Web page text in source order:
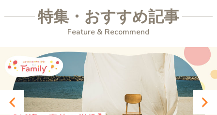
特集・おすすめ記事
Feature & Recommend